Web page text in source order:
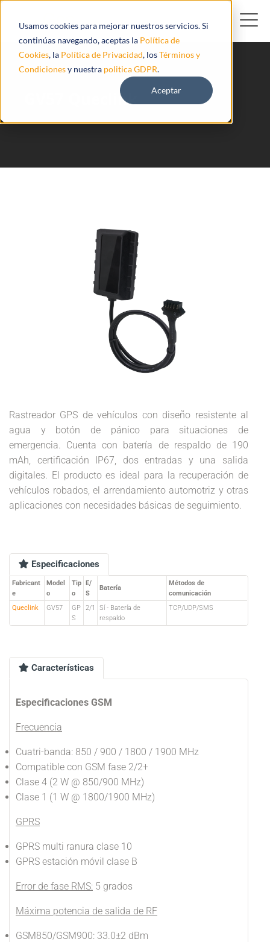
Usamos cookies para mejorar nuestros servicios. Si
continúas navegando, aceptas la Política de
Cookies, la Política de Privacidad, losTérminos y
Condicionesy nuestra politica GDPR.
Aceptar
GV57 Queclink
Rastreador GPS de vehículos con diseño resistente al
agua y botón de pánico para situaciones de
emergencia. Cuenta con batería de respaldo de 190
mAh, certificación IP67, dos entradas y una salida
digitales. El producto es ideal para la recuperación de
vehículos robados, el arrendamiento automotriz y otras
aplicaciones con necesidades básicas de seguimiento.
Especificaciones
Fabricant
e
Model
o
Tip
o
E/
S
Batería
Métodos de
comunicación
Queclink
GV57
GP
S
2/1
Sí - Batería de
respaldo
TCP/UDP/SMS
Características
Especificaciones GSM
Frecuencia
Cuatri-banda: 850 / 900 / 1800 / 1900 MHz
Compatible con GSM fase 2/2+
Clase 4 (2 W @ 850/900 MHz)
Clase 1 (1 W @ 1800/1900 MHz)
GPRS
GPRS multi ranura clase 10
GPRS estación móvil clase B
Error de fase RMS: 5 grados
Máxima potencia de salida de RF
GSM850/GSM900: 33.0±2 dBm